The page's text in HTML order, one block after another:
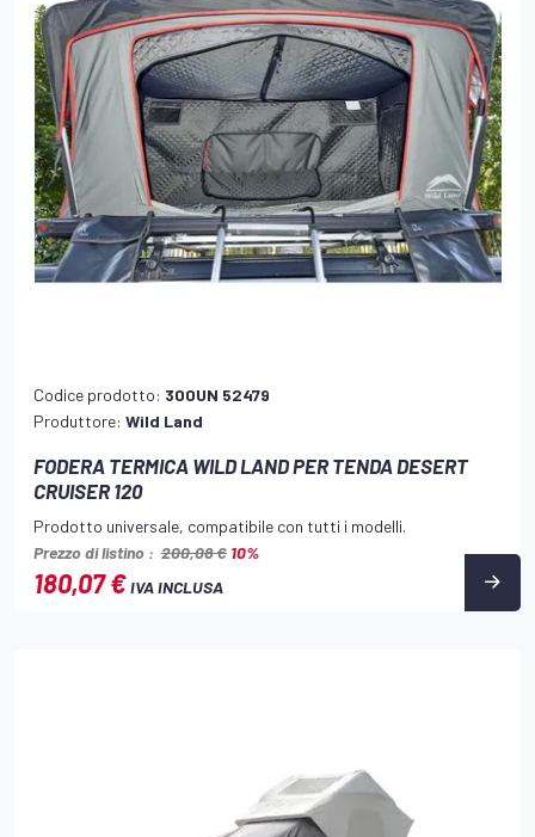
Codice prodotto: 300UN 52479
Produttore: Wild Land
FODERA TERMICA WILD LAND PER TENDA DESERT
CRUISER 120
Prodotto universale, compatibile con tutti i modelli.
Prezzo di listino : 200,08 € 10%
180,07 €IVA INCLUSA